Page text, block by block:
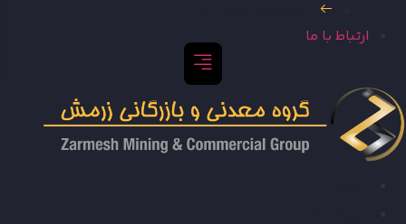
رسانه های تصویری
ارتباط با ما